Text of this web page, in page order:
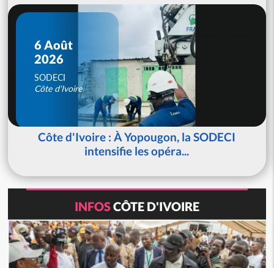
6 Août
2026
SODECI
Côte d'Ivoire
Côte d'Ivoire : À Yopougon, la SODECI
intensifie les opéra...
INFOSCÔTE D'IVOIRE